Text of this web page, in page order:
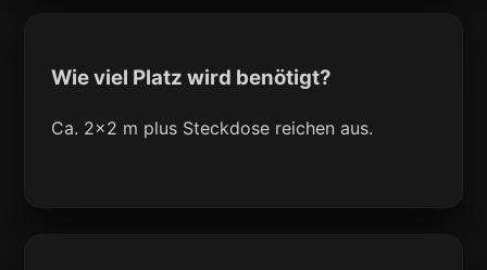
Wie viel Platz wird benötigt?
Ca. 2x2 m plus Steckdose reichen aus.